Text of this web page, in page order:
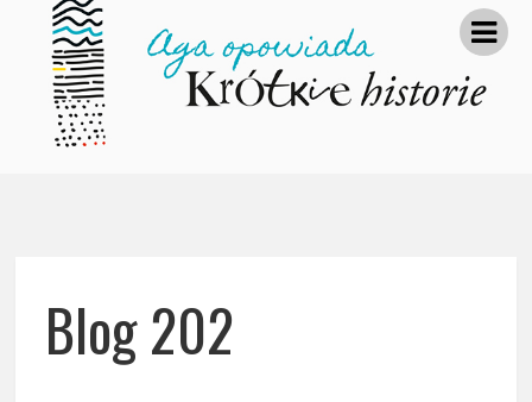
Blog 202